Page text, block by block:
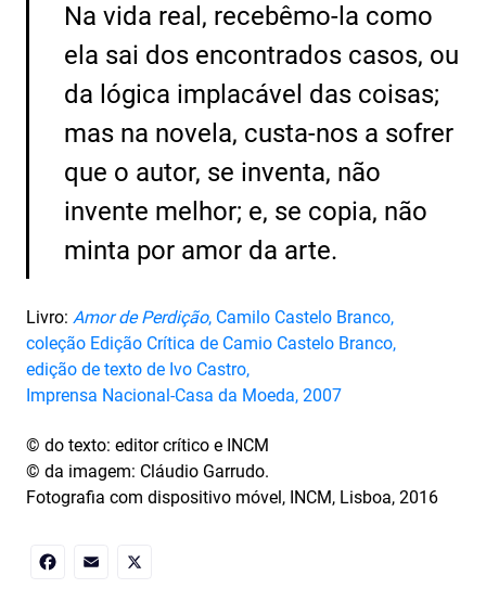
Na vida real, recebêmo-la como
ela sai dos encontrados casos, ou
da lógica implacável das coisas;
mas na novela, custa-nos a sofrer
que o autor, se inventa, não
invente melhor; e, se copia, não
minta por amor da arte.
Livro: Amor de Perdição, Camilo Castelo Branco,
coleção Edição Crítica de Camio Castelo Branco,
edição de texto de Ivo Castro,
Imprensa Nacional-Casa da Moeda, 2007
© do texto: editor crítico e INCM
© da imagem: Cláudio Garrudo.
Fotografia com dispositivo móvel, INCM, Lisboa, 2016